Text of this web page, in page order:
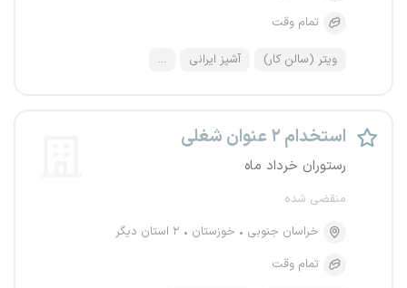
تمام وقت
ویتر (سالن کار) آشپز ایرانی ...
استخدام ۲ عنوان شغلی
رستوران خرداد ماه
منقضی شده
خراسان جنوبی
خوزستان
۲ استان دیگر
تمام وقت